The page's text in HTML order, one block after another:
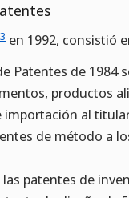
3 en 1992, consistió
Patentes de 1984
productos
al
de método a
patentes de